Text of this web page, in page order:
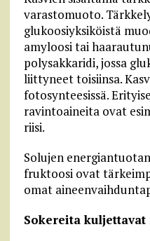
varastomuoto.
glukoosiyksiköistä
amyloosi tai
polysakkaridi, jossa
liittyneet toisiinsa.
fotosynteesissä.
ravintoaineita ovat
riisi.
Solujen
fruktoosi ovat
omat
Sokereita